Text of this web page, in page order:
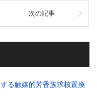
次の記事
る触媒的芳香族求核置換